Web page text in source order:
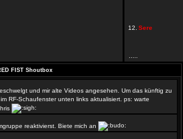
12. Sere
FIST Shoutbox
und mir alte Videos angesehen. Um das künftig zu
RF-Schaufenster unten links aktualisiert. ps: warte
reaktivierst. Biete mich an